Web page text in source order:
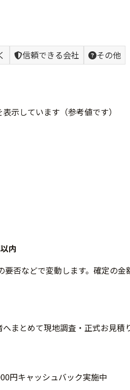
信頼できる会社
その他
示しています（参考値です）
内
否などで変動します。確定の
まとめて現地調査・正式お見積